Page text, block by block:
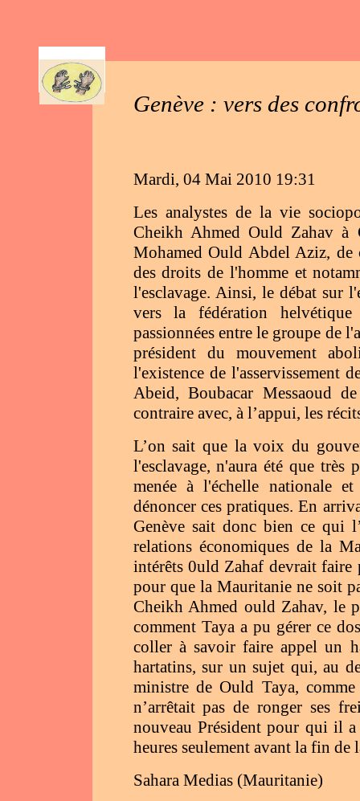
Genève : vers des
Mardi, 04 Mai 2010 19:31
Les analystes de la vie
Cheikh Ahmed Ould Zahav à
Mohamed Ould Abdel Aziz, de
des droits de l'homme et
l'esclavage. Ainsi, le débat sur
vers la fédération
passionnées entre le groupe de
président du mouvement
l'existence de l'asservissement
Abeid, Boubacar Messaoud
contraire avec, à l’appui, les
L’on sait que la voix du
l'esclavage, n'aura été que très
menée à l'échelle nationale
dénoncer ces pratiques. En
Genève sait donc bien ce qui
relations économiques de la
intérêts 0uld Zahaf devrait faire
pour que la Mauritanie ne soit
Cheikh Ahmed ould Zahav, le
comment Taya a pu gérer ce
coller à savoir faire appel un
hartatins, sur un sujet qui, au
ministre de Ould Taya,
n’arrêtait pas de ronger ses
nouveau Président pour qui il
heures seulement avant la fin
Sahara Medias (Mauritanie)